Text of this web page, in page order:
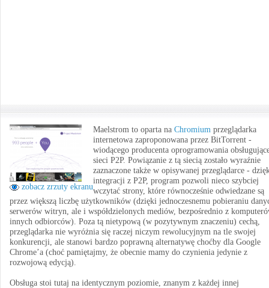
zobacz zrzuty ekranu
Maelstrom to oparta na Chromium przeglądarka
internetowa zaproponowana przez BitTorrent -
wiodącego producenta oprogramowania
sieci P2P. Powiązanie z tą siecią zostało wyraźnie
zaznaczone także w opisywanej przeglądarce -
integracji z P2P, program pozwoli nieco szybciej
wczytać strony, które równocześnie odwiedzane są
przez większą liczbę użytkowników (dzięki jednoczesnemu pobieraniu
serwerów witryn, ale i współdzielonych mediów, bezpośrednio z
innych odbiorców). Poza tą nietypową (w pozytywnym znaczeniu) cechą,
przeglądarka nie wyróżnia się raczej niczym rewolucyjnym na tle swojej
konkurencji, ale stanowi bardzo poprawną alternatywę choćby dla Google
Chrome’a (choć pamiętajmy, że obecnie mamy do czynienia jedynie z
rozwojową edycją).
Obsługa stoi tutaj na identycznym poziomie, znanym z każdej innej